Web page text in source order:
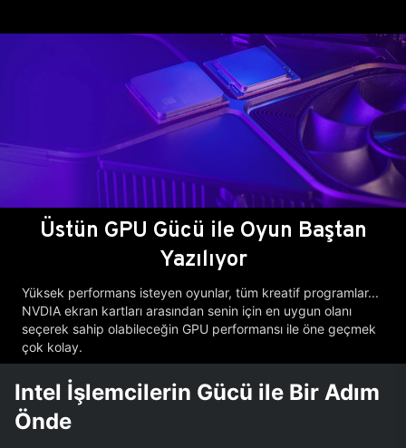
Üstün GPU Gücü ile Oyun Baştan
Yazılıyor
Yüksek performans isteyen oyunlar, tüm kreatif programlar...
NVDIA ekran kartları arasından senin için en uygun olanı
seçerek sahip olabileceğin GPU performansı ile öne geçmek
çok kolay.
Intel İşlemcilerin Gücü ile Bir Adım
Önde